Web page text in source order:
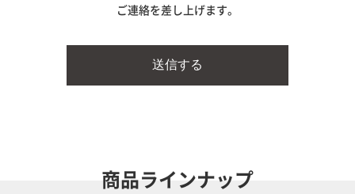
ご連絡を差し上げます。
商品ラインナップ